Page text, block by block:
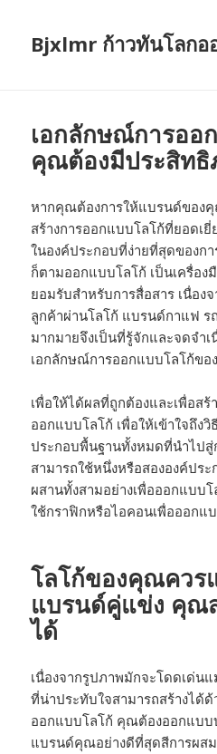
Bjxlmr ก้าวทันโลกอ
เอกลักษณ์การออ
คุณต้องมีประสิทธิ
หากคุณต้องการให้แบรนด์ของ
สร้างการออกแบบโลโก้ที่ยอดเยี่
ในองค์ประกอบที่ง่ายที่สุดของก
ก็ตามออกแบบโลโก้ เป็นเครื่อ
ยอมรับสำหรับการสื่อสาร เนื่อง
ลูกค้าผ่านโลโก้ แบรนด์กาแฟ ร
มากมายจึงเป็นที่รู้จักและจดจำเ
เอกลักษณ์การออกแบบโลโก้ข
เพื่อให้ได้ผลที่ถูกต้องและเพื่อส
ออกแบบโลโก้ เพื่อให้เข้าใจถึง
ประกอบพื้นฐานทั้งหมดที่นำไป
สามารถใช้หนึ่งหรือสององค์ปร
ผสานทั้งสามอย่างเพื่อออกแบบ
ใช้กราฟิกหรือไอคอนเพื่อออกแ
โลโก้ของคุณควร
แบรนด์คู่แข่ง คุณ
ได้
เนื่องจากรูปภาพมักจะโดดเด่น
ที่น่าประทับใจสามารถสร้างได้
ออกแบบโลโก้ คุณต้องออกแบบ
แบรนด์คุณอย่างดีที่สุดสีการผส